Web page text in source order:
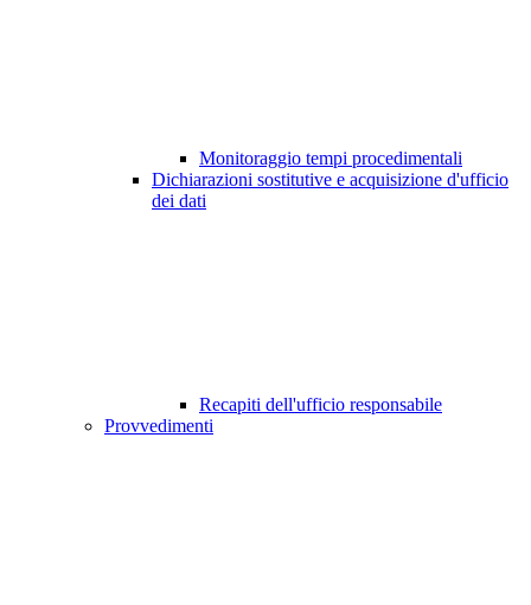
Monitoraggio tempi procedimentali
Dichiarazioni sostitutive e acquisizione d'ufficio
dei dati
Recapiti dell'ufficio responsabile
Provvedimenti